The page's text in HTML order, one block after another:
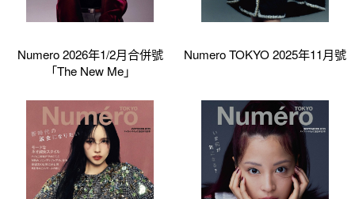
Numero 2026年1/2月合併號
「The New Me」
Numero TOKYO 2025年11月號